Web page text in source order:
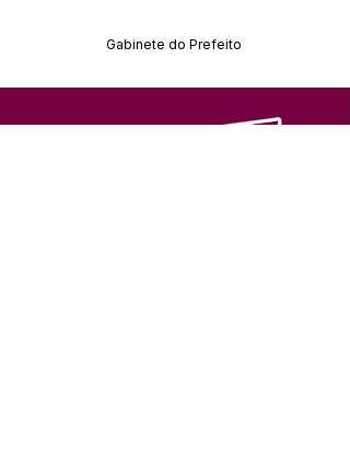
Gabinete do Prefeito